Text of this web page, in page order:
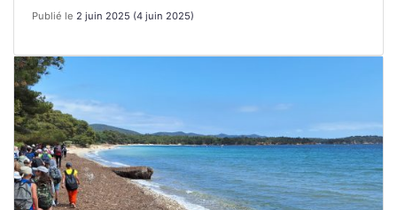
Publié le 2 juin 2025 (4 juin 2025)